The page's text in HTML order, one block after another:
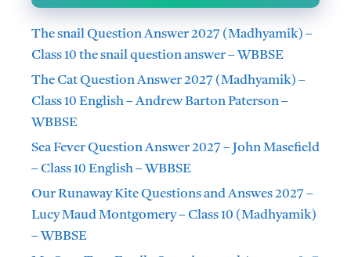
The snail Question Answer 2027 (Madhyamik) –
Class 10 the snail question answer – WBBSE
The Cat Question Answer 2027 (Madhyamik) –
Class 10 English – Andrew Barton Paterson –
WBBSE
Sea Fever Question Answer 2027 – John Masefield
– Class 10 English – WBBSE
Our Runaway Kite Questions and Answes 2027 –
Lucy Maud Montgomery – Class 10 (Madhyamik)
– WBBSE